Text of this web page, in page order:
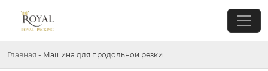
Главная - Машина для продольной резки